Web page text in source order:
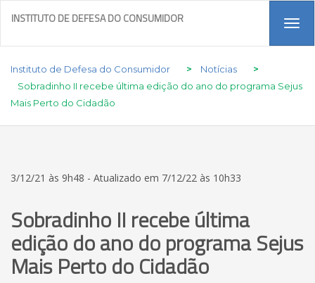
INSTITUTO DE DEFESA DO CONSUMIDOR
Instituto de Defesa do Consumidor > Notícias
>
Sobradinho II recebe última edição do ano do programa Sejus
Mais Perto do Cidadão
3/12/21 às 9h48 - Atualizado em 7/12/22 às 10h33
Sobradinho II recebe última
edição do ano do programa Sejus
Mais Perto do Cidadão